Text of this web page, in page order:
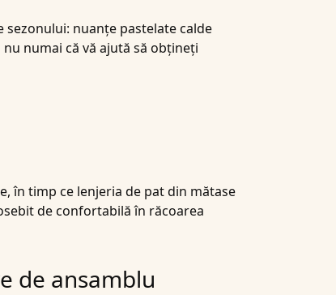
nuanțe pastelate calde
numai că vă ajută să obțineți
în timp ce lenjeria de pat din mătase
de confortabilă în răcoarea
de ansamblu